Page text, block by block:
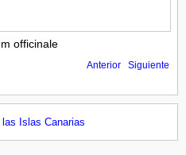
officinale
Anterior Siguiente
Islas Canarias